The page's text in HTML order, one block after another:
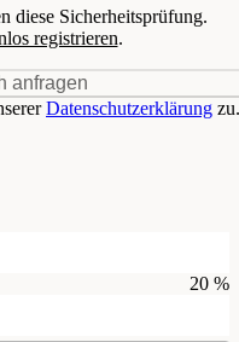
diese Sicherheitsprüfung.
registrieren.
anfragen
Datenschutzerklärung zu.
20 %